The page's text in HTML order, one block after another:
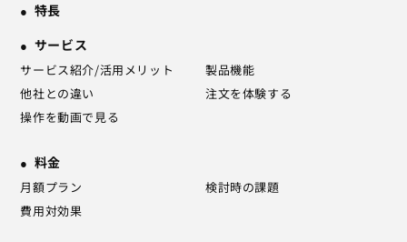
特長
サービス
サービス紹介/活用メリット
製品機能
他社との違い
注文を体験する
操作を動画で見る
料金
月額プラン
検討時の課題
費用対効果